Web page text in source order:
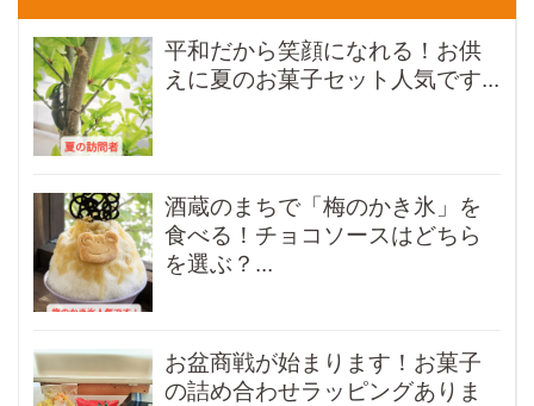
平和だから笑顔になれる！お供
えに夏のお菓子セット人気です...
酒蔵のまちで「梅のかき氷」を
食べる！チョコソースはどちら
を選ぶ？...
お盆商戦が始まります！お菓子
の詰め合わせラッピングありま